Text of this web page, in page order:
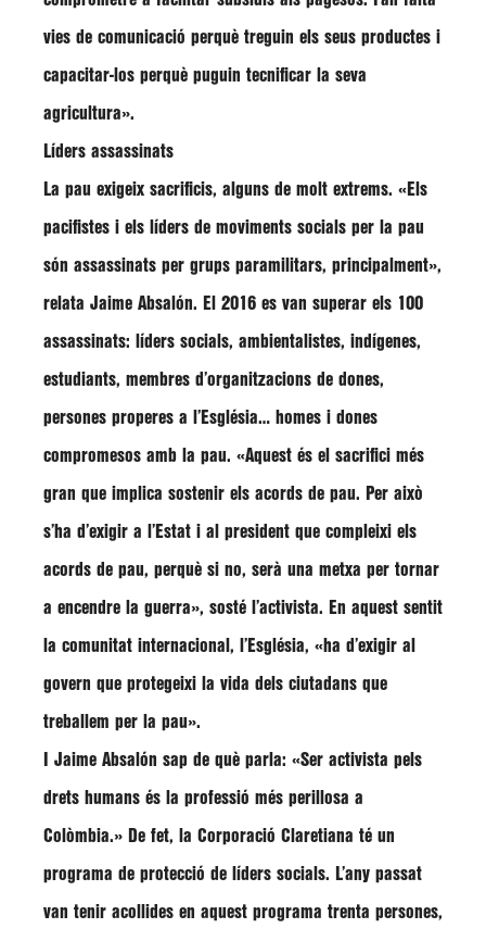
vies de comunicació perquè treguin els seus productes i
capacitar-los perquè puguin tecnificar la seva
agricultura».
Líders assassinats
La pau exigeix sacrificis, alguns de molt extrems. «Els
pacifistes i els líders de moviments socials per la pau
són assassinats per grups paramilitars, principalment»,
relata Jaime Absalón. El 2016 es van superar els 100
assassinats: líders socials, ambientalistes, indígenes,
estudiants, membres d’organitzacions de dones,
persones properes a l’Església… homes i dones
compromesos amb la pau. «Aquest és el sacrifici més
gran que implica sostenir els acords de pau. Per això
s’ha d’exigir a l’Estat i al president que compleixi els
acords de pau, perquè si no, serà una metxa per tornar
a encendre la guerra», sosté l’activista. En aquest sentit
la comunitat internacional, l’Església, «ha d’exigir al
govern que protegeixi la vida dels ciutadans que
treballem per la pau».
I Jaime Absalón sap de què parla: «Ser activista pels
drets humans és la professió més perillosa a
Colòmbia.» De fet, la Corporació Claretiana té un
programa de protecció de líders socials. L’any passat
van tenir acollides en aquest programa trenta persones,